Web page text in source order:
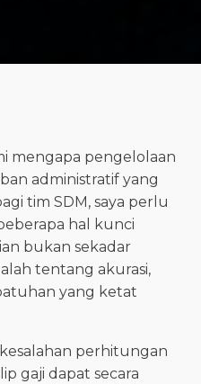
mengapa pengelolaan
administratif yang
tim SDM, saya perlu
hal kunci
bukan sekadar
tentang akurasi,
yang ketat
perhitungan
gaji dapat secara